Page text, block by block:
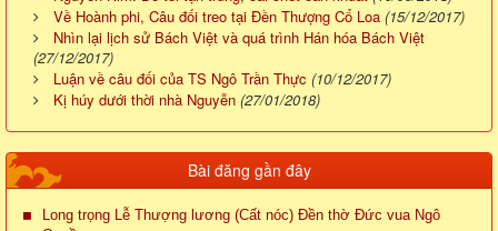
Về Hoành phi, Câu đối treo tại Đền Thượng Cổ Loa (15/12/2017)
Nhìn lại lịch sử Bách Việt và quá trình Hán hóa Bách Việt
(27/12/2017)
Luận về câu đối của TS Ngô Trần Thực (10/12/2017)
Kị húy dưới thời nhà Nguyễn (27/01/2018)
Bài đăng gần đây
Long trọng Lễ Thượng lương (Cất nóc) Đền thờ Đức vua Ngô